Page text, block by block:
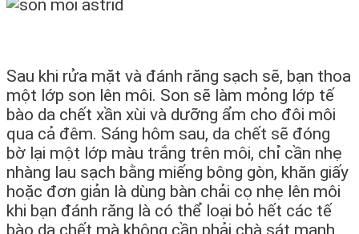
Sau khi rửa mặt và đánh răng sạch sẽ, bạn thoa
một lớp son lên môi. Son sẽ làm mỏng lớp tế
bào da chết xần xùi và dưỡng ẩm cho đôi môi
qua cả đêm. Sáng hôm sau, da chết sẽ đóng
bờ lại một lớp màu trắng trên môi, chỉ cần nhẹ
nhàng lau sạch bằng miếng bông gòn, khăn giấy
hoặc đơn giản là dùng bàn chải cọ nhẹ lên môi
khi bạn đánh răng là có thể loại bỏ hết các tế
bào da chết mà không cần phải chà sát mạnh